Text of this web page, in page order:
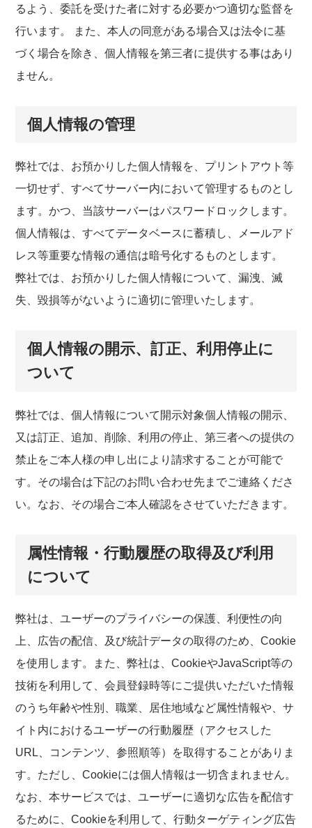
るよう、委託を受けた者に対する必要かつ適切な監督を
行います。 また、本人の同意がある場合又は法令に基
づく場合を除き、個人情報を第三者に提供する事はあり
ません。
個人情報の管理
弊社では、お預かりした個人情報を、プリントアウト等
一切せず、すべてサーバー内において管理するものとし
ます。かつ、当該サーバーはパスワードロックします。
個人情報は、すべてデータベースに蓄積し、メールアド
レス等重要な情報の通信は暗号化するものとします。
弊社では、お預かりした個人情報について、漏洩、滅
失、毀損等がないように適切に管理いたします。
個人情報の開示、訂正、利用停止に
ついて
弊社では、個人情報について開示対象個人情報の開示、
又は訂正、追加、削除、利用の停止、第三者への提供の
禁止をご本人様の申し出により請求することが可能で
す。その場合は下記のお問い合わせ先までご連絡くださ
い。なお、その場合ご本人確認をさせていただきます。
属性情報・行動履歴の取得及び利用
について
弊社は、ユーザーのプライバシーの保護、利便性の向
上、広告の配信、及び統計データの取得のため、Cookie
を使用します。また、弊社は、CookieやJavaScript等の
技術を利用して、会員登録時等にご提供いただいた情報
のうち年齢や性別、職業、居住地域など属性情報や、サ
イト内におけるユーザーの行動履歴（アクセスした
URL、コンテンツ、参照順等）を取得することがありま
す。ただし、Cookieには個人情報は一切含まれません。
なお、本サービスでは、ユーザーに適切な広告を配信す
るために、Cookieを利用して、行動ターゲティング広告